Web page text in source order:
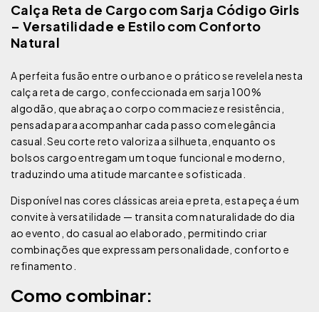
Calça Reta de Cargo com Sarja Código Girls
– Versatilidade e Estilo com Conforto
Natural
A perfeita fusão entre o urbano e o prático se revelela nesta
calça reta de cargo, confeccionada em sarja 100%
algodão, que abraça o corpo com maciez e resistência,
pensada para acompanhar cada passo com elegância
casual. Seu corte reto valoriza a silhueta, enquanto os
bolsos cargo entregam um toque funcional e moderno,
traduzindo uma atitude marcante e sofisticada.
Disponível nas cores clássicas areia e preta, esta peça é um
convite à versatilidade — transita com naturalidade do dia
ao evento, do casual ao elaborado, permitindo criar
combinações que expressam personalidade, conforto e
refinamento.
Como combinar: